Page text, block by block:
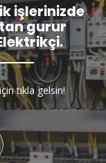
işlerinizde
gurur
tıkla gelsin!